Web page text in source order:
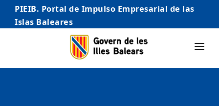
PIEIB. Portal de Impulso Empresarial de las
Islas Baleares
INICIO